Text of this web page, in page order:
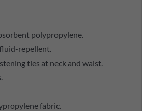
polypropylene.
repellent.
ties at neck and waist.
fabric.